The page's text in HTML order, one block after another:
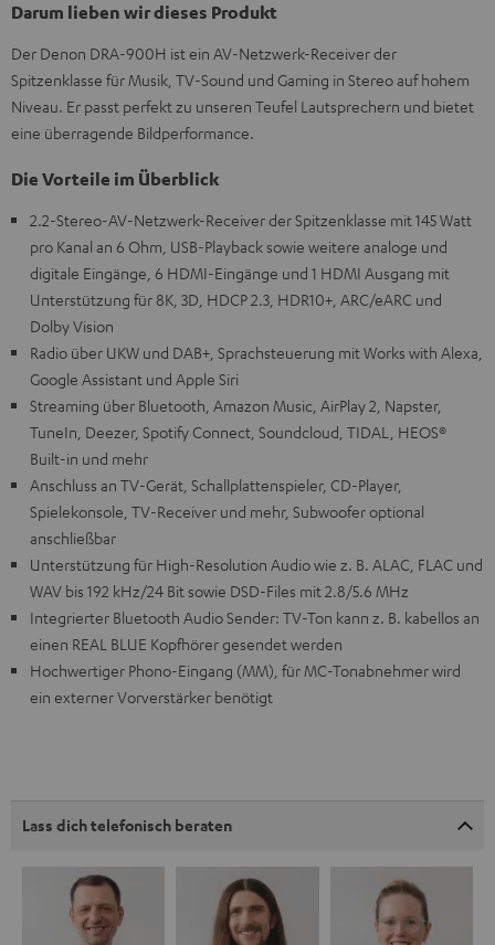
Darum lieben wir dieses Produkt
Der Denon DRA-900H ist ein AV-Netzwerk-Receiver der
Spitzenklasse für Musik, TV-Sound und Gaming in Stereo auf hohem
Niveau. Er passt perfekt zu unseren Teufel Lautsprechern und bietet
eine überragende Bildperformance.
Die Vorteile im Überblick
2.2-Stereo-AV-Netzwerk-Receiver der Spitzenklasse mit 145 Watt
pro Kanal an 6 Ohm, USB-Playback sowie weitere analoge und
digitale Eingänge, 6 HDMI-Eingänge und 1 HDMI Ausgang mit
Unterstützung für 8K, 3D, HDCP 2.3, HDR10+, ARC/eARC und
Dolby Vision
Radio über UKW und DAB+, Sprachsteuerung mit Works with Alexa,
Google Assistant und Apple Siri
Streaming über Bluetooth, Amazon Music, AirPlay 2, Napster,
TuneIn, Deezer, Spotify Connect, Soundcloud, TIDAL, HEOS®
Built-in und mehr
Anschluss an TV-Gerät, Schallplattenspieler, CD-Player,
Spielekonsole, TV-Receiver und mehr, Subwoofer optional
anschließbar
Unterstützung für High-Resolution Audio wie z. B. ALAC, FLAC und
WAV bis 192 kHz/24 Bit sowie DSD-Files mit 2.8/5.6 MHz
Integrierter Bluetooth Audio Sender: TV-Ton kann z. B. kabellos an
einen REAL BLUE Kopfhörer gesendet werden
Hochwertiger Phono-Eingang (MM), für MC-Tonabnehmer wird
ein externer Vorverstärker benötigt
Lass dich telefonisch beraten